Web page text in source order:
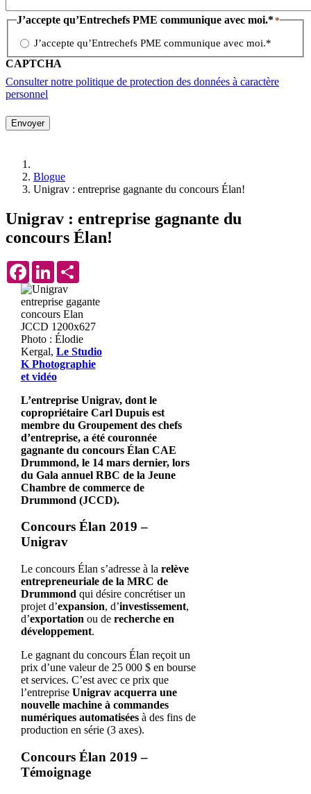
J’accepte qu’Entrechefs PME communique avec moi.**
J’accepte qu’Entrechefs PME communique avec moi.*
CAPTCHA
Consulter notre politique de protection des données à caractère
personnel
Envoyer
Blogue
Unigrav : entreprise gagnante du concours Élan!
Unigrav : entreprise gagnante du
concours Élan!
FacebookLinkedIn
Photo : Élodie
Kergal, Le Studio
K Photographie
et vidéo
L’entreprise Unigrav, dont le
copropriétaire Carl Dupuis est
membre du Groupement des chefs
d’entreprise, a été couronnée
gagnante du concours Élan CAE
Drummond, le 14 mars dernier, lors
du Gala annuel RBC de la Jeune
Chambre de commerce de
Drummond (JCCD).
Concours Élan 2019 –
Unigrav
Le concours Élan s’adresse à la relève
entrepreneuriale de la MRC de
Drummond qui désire concrétiser un
projet d’expansion, d’investissement,
d’exportation ou de recherche en
développement.
Le gagnant du concours Élan reçoit un
prix d’une valeur de 25 000 $ en bourse
et services. C’est avec ce prix que
l’entreprise Unigrav acquerra une
nouvelle machine à commandes
numériques automatiséesà des fins de
production en série (3 axes).
Concours Élan 2019 –
Témoignage